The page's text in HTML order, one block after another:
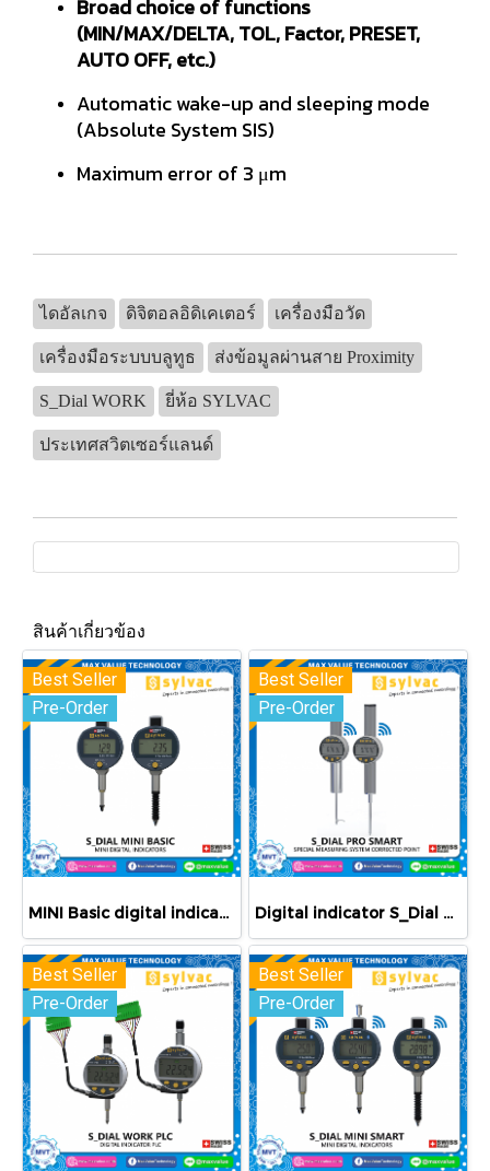
Broad choice of functions
(MIN/MAX/DELTA, TOL, Factor, PRESET,
AUTO OFF, etc.)
Automatic wake-up and sleeping mode
(Absolute System SIS)
Maximum error of 3 μm
ไดอัลเกจ ดิจิตอลอิดิเคเตอร์ เครื่องมือวัด
เครื่องมือระบบบลูทูธ ส่งข้อมูลผ่านสาย Proximity
S_Dial WORK ยี่ห้อ SYLVAC
ประเทศสวิตเซอร์แลนด์
สินค้าเกี่ยวข้อง
Best Seller
Pre-Order
MINI Basic digital indicators
Best Seller
Pre-Order
Digital indicator S_Dial PRO Smart
Best Seller
Pre-Order
Best Seller
Pre-Order